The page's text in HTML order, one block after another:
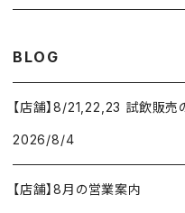
ドゥラモット
コトーシャンプノワ
ジュラ・サヴォワ
オレゴン州
ワシントン州
ロワール
ジュラ・サヴォワ
シャンパーニュ
プロヴァンス
ワシントン州
カリフォルニア州
ワシントン州
カリフォルニア州
スロヴァキア
5,000円～6,999円
7,000円～9,999円
BLOG
【店舗】8/21,22,23 試飲販売
2026/8/4
【店舗】8月の営業案内